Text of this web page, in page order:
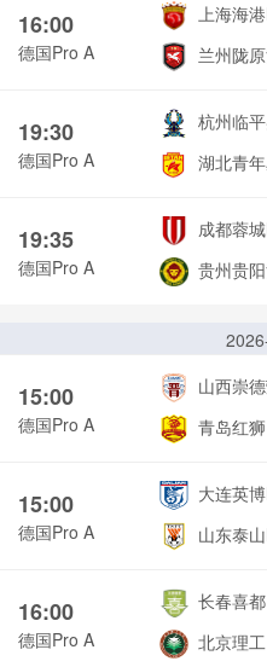
16:00
德国Pro A
上海海
兰州陇
19:30
德国Pro A
杭州临
湖北青
19:35
德国Pro A
成都蓉
贵州贵
15:00
德国Pro A
山西崇
青岛红狮
15:00
德国Pro A
大连英
山东泰
16:00
德国Pro A
长春喜都
北京理工